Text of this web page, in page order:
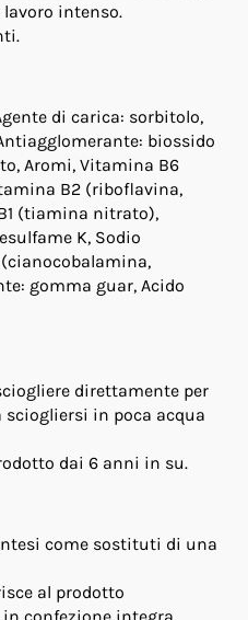
intenso.
di carica: sorbitolo,
biossido
Aromi, Vitamina B6
B2 (riboflavina,
(tiamina nitrato),
K, Sodio
gomma guar, Acido
direttamente per
sciogliersi in poca acqua
dai 6 anni in su.
come sostituti di una
al prodotto